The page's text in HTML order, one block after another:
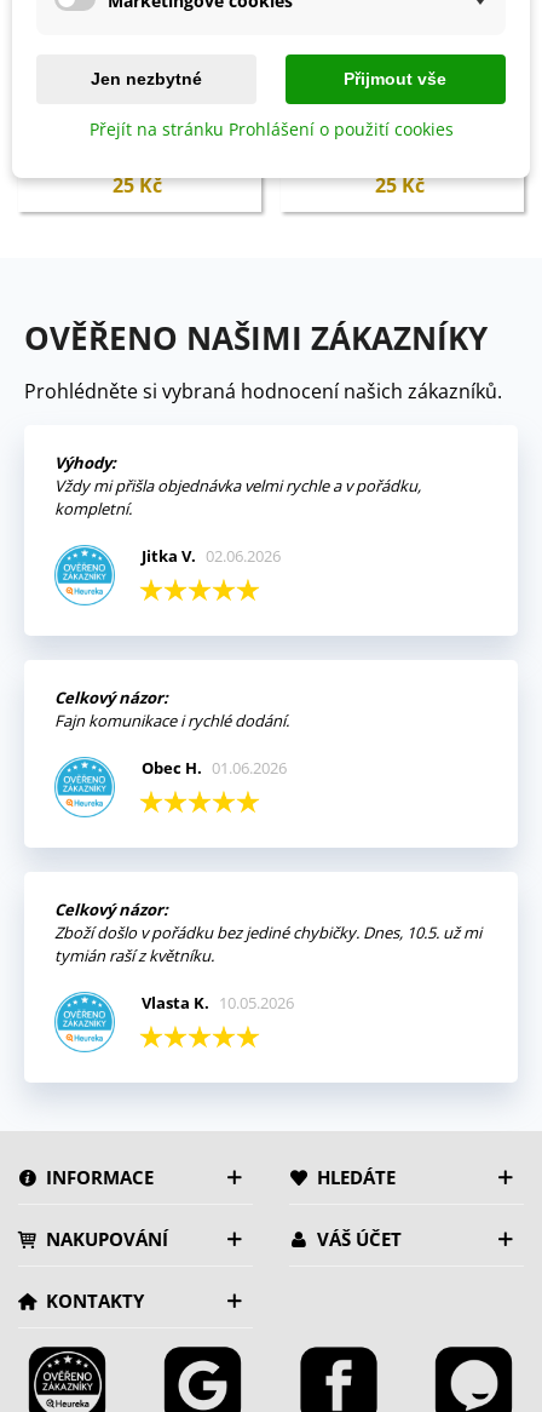
Přidat do košíku
Substrát pro výsev a množení -
25 Kč
Přidat do košíku
Hydrogel - 20 g
25 Kč
OVĚŘENO NAŠIMI ZÁKAZNÍKY
Prohlédněte si vybraná hodnocení našich zákazníků.
Výhody:
Vždy mi přišla objednávka velmi rychle a v pořádku,
kompletní.
Jitka V. 02.06.2026
Celkový názor:
Fajn komunikace i rychlé dodání.
Obec H. 01.06.2026
Celkový názor:
Zboží došlo v pořádku bez jediné chybičky. Dnes, 10.5. už mi
tymián raší z květníku.
Vlasta K. 10.05.2026
INFORMACE HLEDÁTE
NAKUPOVÁNÍ VÁŠ ÚČET
KONTAKTY
Jen nezbytné Přijmout vše
Přejít na stránku Prohlášení o použití cookies